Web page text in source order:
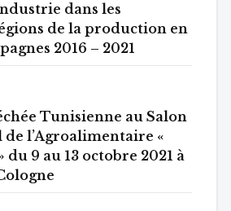
dans les
de la production en
2016 – 2021
Tunisienne au Salon
l’Agroalimentaire «
du 9 au 13 octobre 2021 à